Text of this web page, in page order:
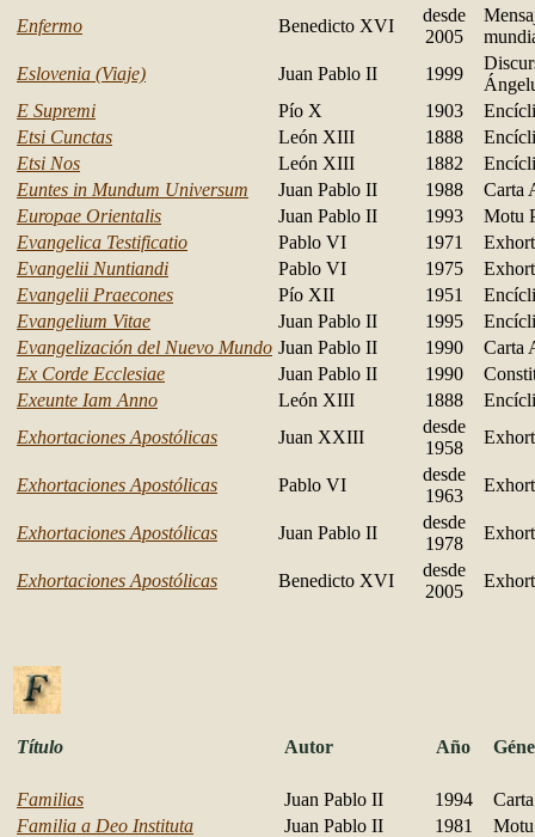
Enfermo
Benedicto XVI
desde
2005
Eslovenia (Viaje)
Juan Pablo II 1999
E Supremi
Pío X 1903
Etsi Cunctas
León XIII 1888
Etsi Nos
León XIII 1882
Euntes in Mundum Universum
Juan Pablo II 1988
Carta
Europae Orientalis
Juan Pablo II 1993
Motu
Evangelica Testificatio
Pablo VI 1971
Evangelii Nuntiandi
Pablo VI 1975
Evangelii Praecones
Pío XII 1951
Evangelium Vitae
Juan Pablo II 1995
Evangelización del Nuevo Mundo Juan Pablo II 1990
Carta
Ex Corde Ecclesiae
Juan Pablo II 1990
Exeunte Iam Anno
León XIII 1888
Exhortaciones Apostólicas
Juan XXIII
desde
1958
Exhortaciones Apostólicas Pablo VI
desde
1963
Exhortaciones Apostólicas Juan Pablo II
desde
1978
Exhortaciones Apostólicas Benedicto XVI
desde
2005
Título Autor Año
Familias Juan Pablo II 1994
Familia a Deo Instituta
Juan Pablo II 1981